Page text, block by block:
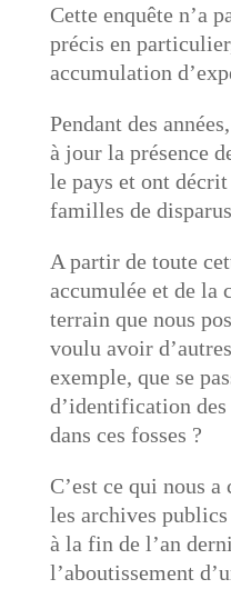
Cette enquête n’a
précis en
accumulation
Pendant des
à jour la présence
le pays et ont
familles de
A partir de toute
accumulée et de la
terrain que nous
voulu avoir
exemple, que se
d’identification des
dans ces fosses ?
C’est ce qui nous
les archives
à la fin de l’an
l’aboutissement